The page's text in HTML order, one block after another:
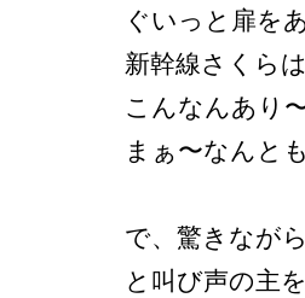
ぐいっと扉を
新幹線さくら
こんなんあり
まぁ〜なんと
で、驚きなが
と叫び声の主